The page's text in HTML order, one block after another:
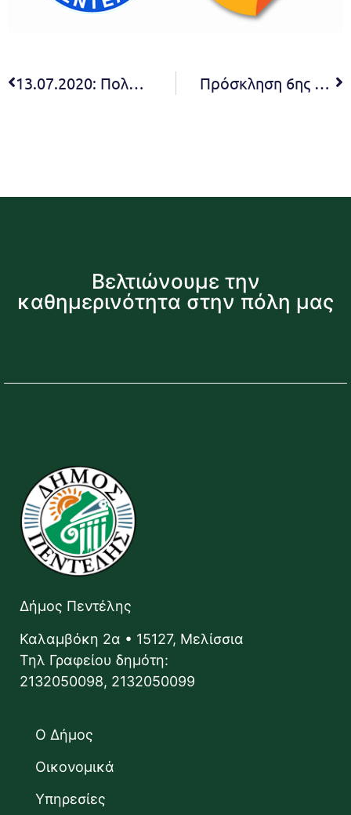
13.07.2020: Πολύ Υψηλός Κίνδυνος Πρόσκληση 6ης Σ.Ε. α΄ βάθμιας εκπαίδευσης 2020
Βελτιώνουμε την
καθημερινότητα στην πόλη μας
Δήμος Πεντέλης
Καλαμβόκη 2α • 15127, Μελίσσια
Τηλ Γραφείου δημότη:
2132050098, 2132050099
Ο Δήμος
Οικονομικά
Υπηρεσίες